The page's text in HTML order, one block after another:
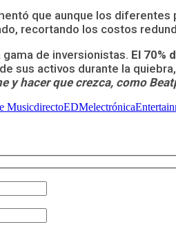
que aunque los
recortando los costos
de inversionistas. El 70%
sus activos durante la
y hacer que crezca, como
MusicdirectoEDMelectrónica